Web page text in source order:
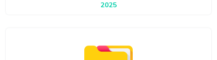
2025